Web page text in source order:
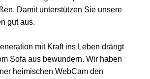
Damit unterstützen Sie unsere
gut aus.
mit Kraft ins Leben drängt
Sofa aus bewundern. Wir haben
heimischen WebCam den